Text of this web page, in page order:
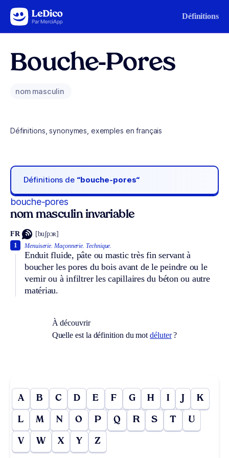
Aller au contenu Définitions
Bouche-Pores
nom masculin
Définitions, synonymes, exemples en français
Définitions de “bouche-pores“
bouche-pores
nom masculin invariable
FR [buʃpɔʀ]
Menuiserie. Maçonnerie. Technique.
Enduit fluide, pâte ou mastic très fin servant à
boucher les pores du bois avant de le peindre ou le
vernir ou à infiltrer les capillaires du béton ou autre
matériau.
1
À découvrir
Quelle est la définition du motdéluter?
A B C D E F G H I J K
L M N O P Q R S T U
V W X Y Z